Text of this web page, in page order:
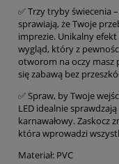
✅ Trzy tryby świecenia
sprawiają, że Twoje
imprezie. Unikalny
wygląd, który z
otworom na oczy masz
się zabawą bez
✅ Spraw, by Twoje
LED idealnie
karnawałowy. Zaskocz
która wprowadzi
Materiał: PVC